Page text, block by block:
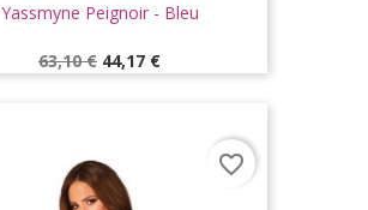
Yassmyne Peignoir - Bleu
Prix
de
63,10 € Prix
44,17 €
favorite_border